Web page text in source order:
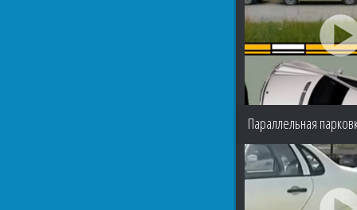
Параллельная